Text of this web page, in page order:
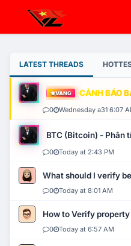
LATEST THREADS
VÀNG CẢNH BÁO
0 Wednesday a31 6:07
BTC (Bitcoin) - Phân
0 Today at 2:43 PM
What should I verify
0 Today at 8:01 AM
How to Verify
0 Today at 6:57 AM